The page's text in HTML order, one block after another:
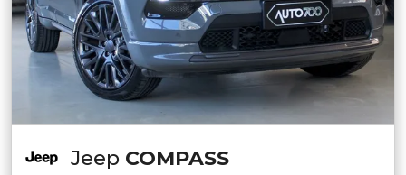
Jeep COMPASS